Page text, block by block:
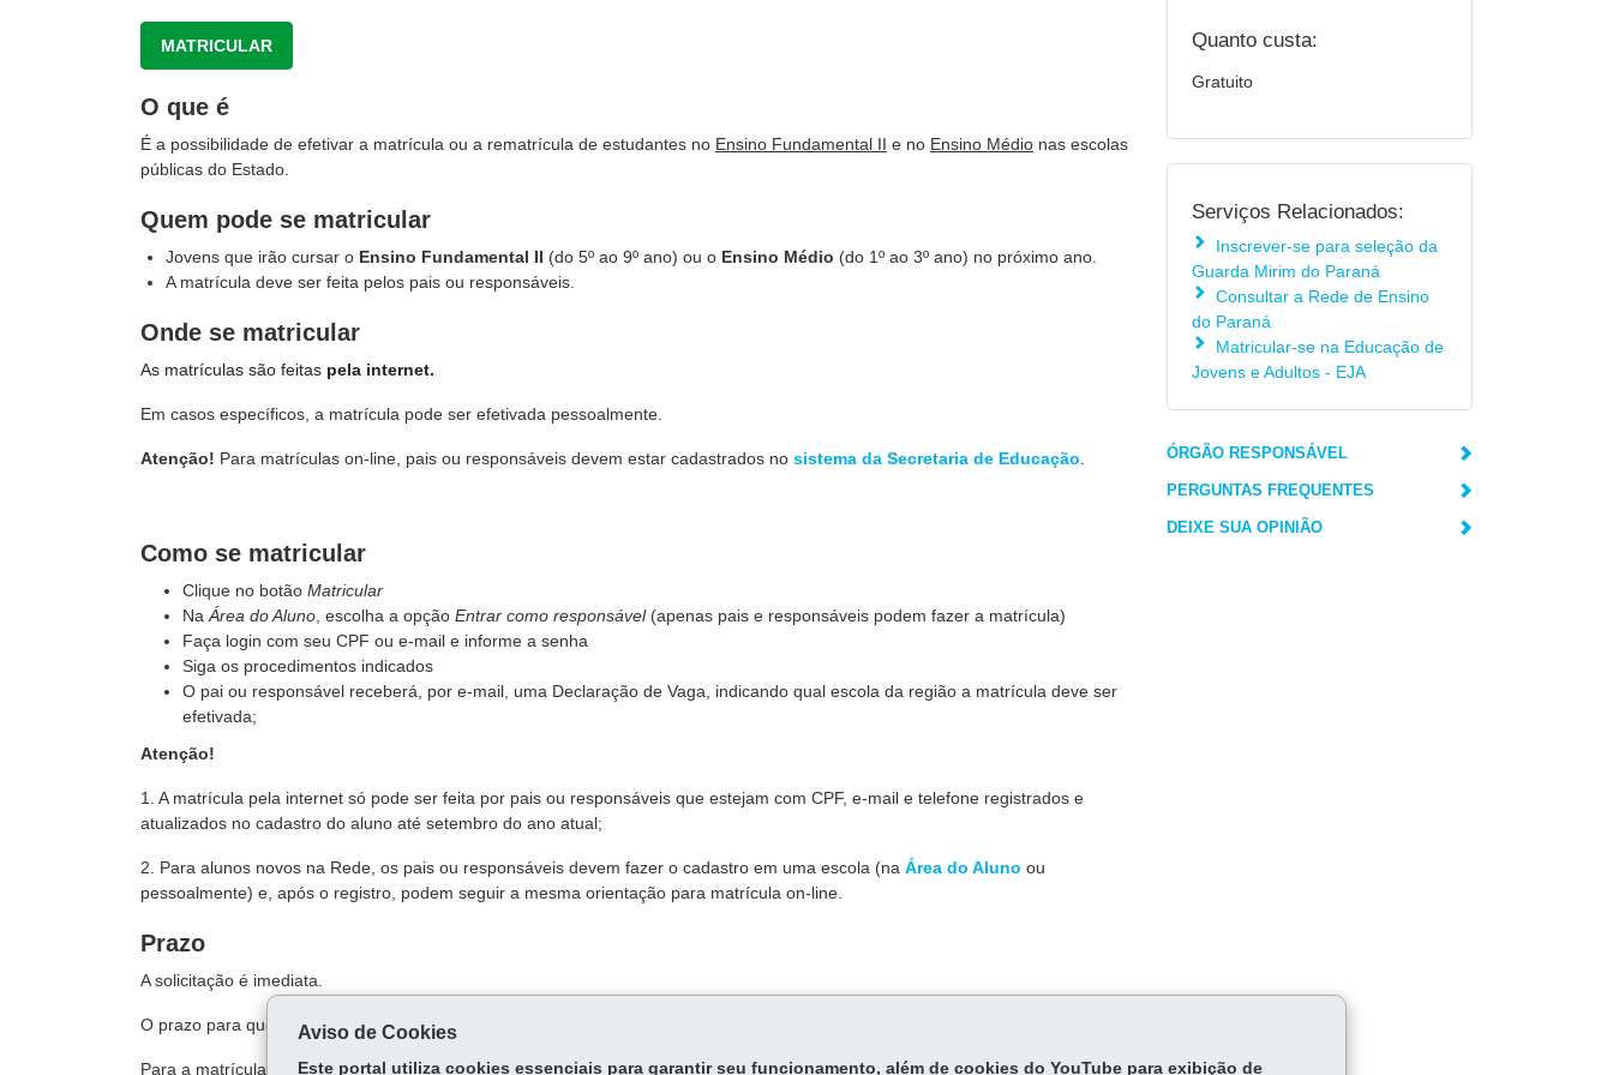
MATRICULAR
O que é
É a possibilidade de efetivar a matrícula ou a rematrícula de estudantes no Ensino Fundamental II e no Ensino Médio nas escolas
públicas do Estado.
Quem pode se matricular
Jovens que irão cursar o Ensino Fundamental II (do 5º ao9º ano) ou o Ensino Médio (do 1º ao 3º ano) no próximo ano.
A matrícula deve ser feita pelos pais ou responsáveis.
Onde se matricular
As matrículas são feitas pela internet.
Em casos específicos, a matrícula pode ser efetivada pessoalmente.
Atenção! Para matrículas on-line, pais ou responsáveis devem estar cadastrados no sistema da Secretaria de Educação
Como se matricular
Clique no botão Matricular
Na Área do Aluno , escolha a opção Entrar como responsável(apenas pais e responsáveis podem fazer a matrícula)
Faça login com seu CPF ou e-mail e informe a senha
Siga os procedimentos indicados
O pai ou responsável receberá, por e-mail, uma Declaração de Vaga, indicando qual escola da região a matrícula deve ser
efetivada;
Atenção!
1. A matrícula pela internet só pode ser feita por pais ou responsáveis que estejam com CPF, e-mail e telefone registrados e
atualizados no cadastro do aluno até setembro do ano atual;
2. Para alunos novos na Rede, os pais ou responsáveis devem fazer o cadastro em uma escola (na Área do Aluno ou
pessoalmente) e, após o registro, podem seguir a mesma orientação para matrícula on-line.
Prazo
A solicitação é imediata.
O prazo para que a vaga seja confirmada é variável,
Para a matrícula ser efetivada todos os documentos obrigatórios devem ser incluídos no sistema ou entregues na escola.
Quanto custa:
Gratuito
Serviços Relacionados:
Inscrever-se para seleção da
Guarda Mirim do Paraná
Consultar a Rede de Ensino
do Paraná
Matricular-se na Educação de
Jovens e Adultos - EJA
ÓRGÃO RESPONSÁVEL
PERGUNTAS FREQUENTES
DEIXE SUA OPINIÃO
Aviso de Cookies
Este portal utiliza cookies essenciais para garantir seu funcionamento, além de cookies do YouTube para exibição de